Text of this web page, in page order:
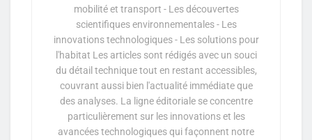
mobilité et transport - Les découvertes
scientifiques environnementales - Les
innovations technologiques - Les solutions pour
l'habitat Les articles sont rédigés avec un souci
du détail technique tout en restant accessibles,
couvrant aussi bien l'actualité immédiate que
des analyses. La ligne éditoriale se concentre
particulièrement sur les innovations et les
avancées technologiques qui façonnent notre